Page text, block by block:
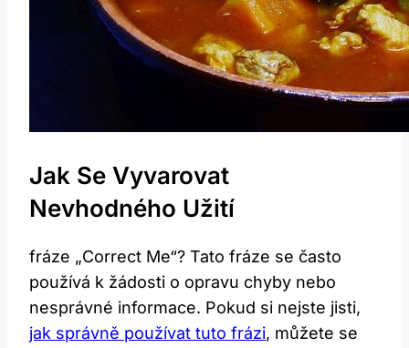
Jak Se Vyvarovat
Nevhodného Užití
fráze „Correct Me“? Tato fráze se často
používá k žádosti o opravu chyby nebo
nesprávné informace. Pokud si nejste jisti,
jak správně používat tuto frázi, můžete se